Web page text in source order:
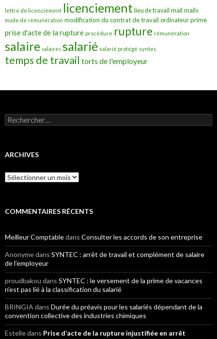
lettre de licenciement licenciement lieu de travail mail mails
mode de rémunération modification du contrat de travail ordinateur prime
prise d'acte de la rupture procédure rupture rémunération
salaire salaires salarié salarié protégé syntec
temps de travail torts de l'employeur
Rechercher :
ARCHIVES
Archives
COMMENTAIRES RÉCENTS
Meilleur Comptabledans Consulter les accords de son entreprise
Anonymedans SYNTEC : arrêt de travail et complément de salaire
de l’employeur
proudbakou dans SYNTEC : le versement de la prime de vacances
n’est pas lié à la classification du salarié
BRINGIA dans Durée du préavis pour les salariés dépendant de la
convention collective des industries chimiques
Estelledans Prise d’acte de la rupture injustifiée en arrêt